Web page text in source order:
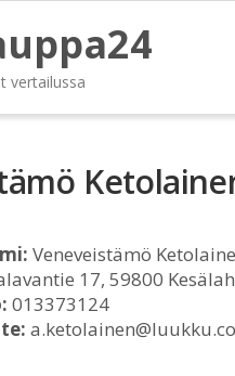
vertailussa
Veneveistämö
17, 59800
013373124